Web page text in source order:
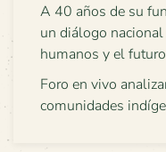
A 40 años de su
un diálogo
humanos y el
Foro en vivo
comunidades